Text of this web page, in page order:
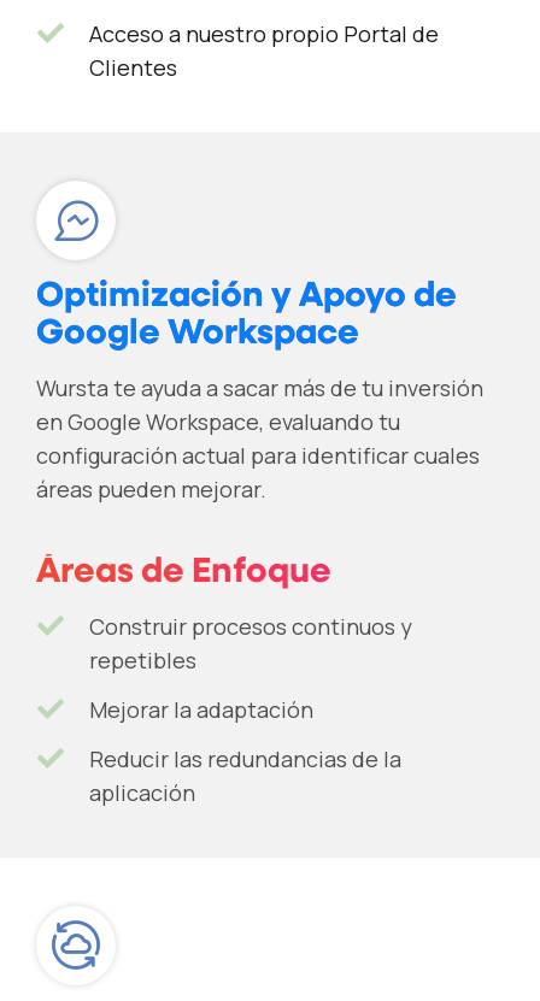
Acceso a nuestro propio Portal de
Clientes
Optimización y Apoyo de
Google Workspace
Wursta te ayuda a sacar más de tu inversión
en Google Workspace, evaluando tu
configuración actual para identificar cuales
áreas pueden mejorar.
Áreas de Enfoque
Construir procesos continuos y
repetibles
Mejorar la adaptación
Reducir las redundancias de la
aplicación